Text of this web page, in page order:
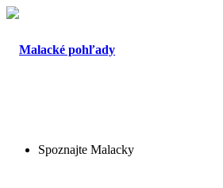
Spoznajte Malacky